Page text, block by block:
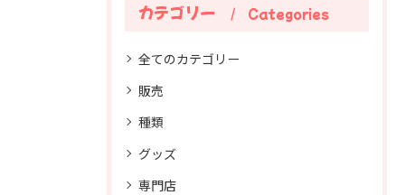
カテゴリー Categories
全てのカテゴリー
販売
種類
グッズ
専門店